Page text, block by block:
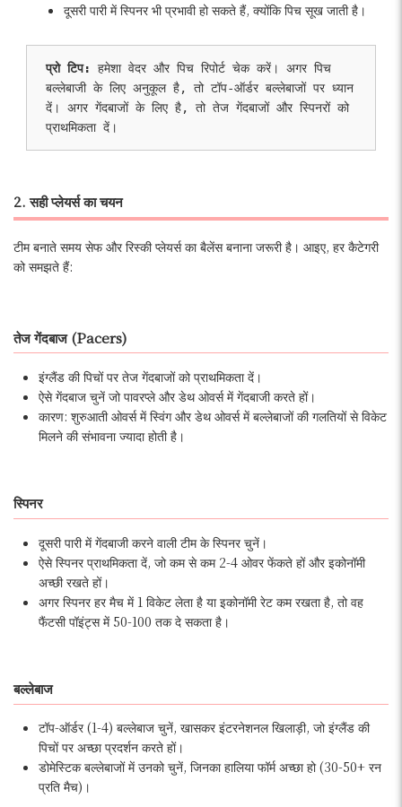
दूसरी पारी में स्पिनर भी प्रभावी हो सकते हैं, क्योंकि पिच सूख जाती है।
प्रो टिप:
हमेशा वेदर और पिच रिपोर्ट चेक करें। अगर पिच
बल्लेबाजी के लिए अनुकूल है, तो टॉप-ऑर्डर बल्लेबाजों पर ध्यान
दें। अगर गेंदबाजों के लिए है, तो तेज गेंदबाजों और स्पिनरों को
प्राथमिकता दें।
2. सही प्लेयर्स का चयन
टीम बनाते समय सेफ और रिस्की प्लेयर्स का बैलेंस बनाना जरूरी है। आइए, हर कैटेगरी
को समझते हैं:
तेज गेंदबाज (Pacers)
इंग्लैंड की पिचों पर तेज गेंदबाजों को प्राथमिकता दें।
ऐसे गेंदबाज चुनें जो पावरप्ले और डेथ ओवर्स में गेंदबाजी करते हों।
कारण: शुरुआती ओवर्स में स्विंग और डेथ ओवर्स में बल्लेबाजों की गलतियों से विकेट
मिलने की संभावना ज्यादा होती है।
स्पिनर
दूसरी पारी में गेंदबाजी करने वाली टीम के स्पिनर चुनें।
ऐसे स्पिनर प्राथमिकता दें, जो कम से कम 2-4 ओवर फेंकते हों और इकोनॉमी
अच्छी रखते हों।
अगर स्पिनर हर मैच में 1 विकेट लेता है या इकोनॉमी रेट कम रखता है, तो वह
फैंटसी पॉइंट्स में 50-100 तक दे सकता है।
बल्लेबाज
टॉप-ऑर्डर (1-4) बल्लेबाज चुनें, खासकर इंटरनेशनल खिलाड़ी, जो इंग्लैंड की
पिचों पर अच्छा प्रदर्शन करते हों।
डोमेस्टिक बल्लेबाजों में उनको चुनें, जिनका हालिया फॉर्म अच्छा हो (30-50+ रन
प्रति मैच)।